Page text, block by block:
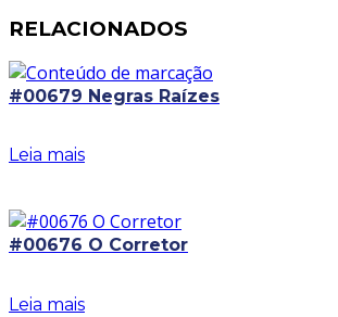
RELACIONADOS
#00679 Negras Raízes
Leia mais
#00676 O Corretor
Leia mais